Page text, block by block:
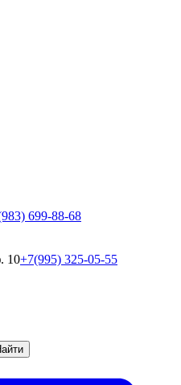
699-88-68
10+7(995) 325-05-55